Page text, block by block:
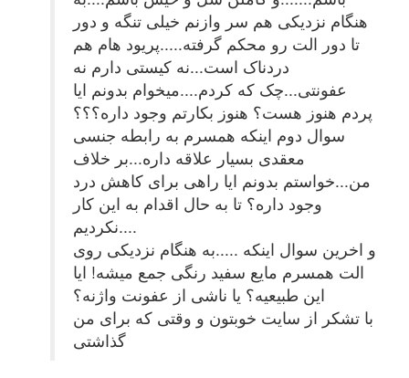
هنگام نزدیکی هم سر وازنم خیلی تنگه و دور
تا دور الت رو محکم گرفته.....پریود هام هم
دردناک است...نه کیستی دارم نه
عفونتی...چک که کردم....میخوام بدونم ایا
پردم هنوز هست؟ هنوز بکارتم وجود داره؟؟؟
سوال دوم اینکه همسرم به رابطه جنسی
معقدی بسیار علاقه داره...بر خلاف
من...خواستم بدونم ایا راهی برای کاهش درد
وجود داره؟ تا به حال اقدام به این کار
نکردیم....
و اخرین سوال اینکه .....به هنگام نزدیکی روی
الت همسرم مایع سفید رنگی جمع میشه! ایا
این طبیعیه؟ یا ناشی از عفونت واژنه؟
با تشکر از سایت خوبتون و وقتی که برای من
گذاشتی